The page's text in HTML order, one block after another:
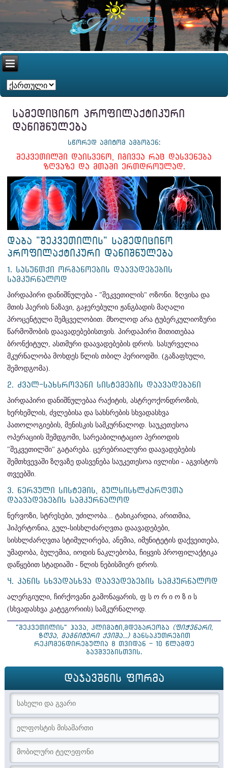
ᲡᲐᲛᲔᲓᲘᲪᲘᲜᲝ ᲞᲠᲝᲤᲘᲚᲐᲥᲢᲘᲙᲣᲠᲘ
ᲓᲐᲜᲘᲨᲜᲣᲚᲔᲑᲐ
ᲡᲬᲝᲠᲔᲓ ᲐᲛᲘᲢᲝᲛ ᲐᲛᲑᲝᲑᲔᲜ:
ᲨᲔᲙᲕᲔᲗᲘᲚᲨᲘ ᲓᲐᲘ ᲡᲕᲔᲜᲝ ᲘᲒᲘᲕᲔᲐ ᲠᲐ Ც ᲓᲐ ᲡᲕᲔᲜᲔᲑᲐ
ᲖᲦᲕᲐᲖᲔ ᲓᲐ ᲛᲗᲐᲨᲘ ᲔᲠᲗᲓᲠᲝᲣᲚᲐᲓ
ᲓᲐᲑᲐ "ᲨᲔᲙᲕᲔᲗᲘᲚᲘᲡ" ᲡᲐᲛᲔᲓᲘᲪᲘᲜᲝ
ᲞᲠᲝᲤᲘᲚᲐᲥᲢᲘᲙᲣᲠᲘ ᲓᲐᲜᲘᲨᲜᲣᲚᲔᲑᲐ
1. ᲡᲐᲡᲣᲜᲗᲥᲘ ᲝᲠᲒᲐᲜᲝᲔᲑᲘᲡ ᲓᲐᲐᲕᲐᲓᲔᲑᲔᲑᲘᲡ
ᲡᲐᲛᲙᲣᲠᲜᲐᲚᲝᲓ
პირდაპირი დანიშნულება - "შეკვეთილის" ოზონი. ზღვისა და
მთის ჰაერის ნაზავი, გაჯერებული ჟანგბადის მაღალი
პროცენტული შემცველობით. მხოლოდ არა ტუბერკულიოზური
წარმოშობის დაავადებებისთვის. პირდაპირი მითითებაა
ბრონქიტულ, ასთმური დაავადებების დროს. სასურველია
მკურნალობა მოხდეს წლის თბილ პერიოდში. (გაზაფხული,
შემოდგომა).
2. ᲫᲕᲐᲚ-ᲡᲐᲮᲡᲠᲝᲕᲐᲜᲘ ᲡᲘᲡᲢᲔᲛᲔᲑᲘᲡ ᲓᲐᲐᲕᲐᲓᲔᲑᲐᲜᲘ
პირდაპირი დანიშნულებაა რაქიტის, ასტრეოქონდროზის,
ხერხემლის, ძვლებისა და სახსრების სხვადასხვა
პათოლოგიების, მენისკის სამკურნალოდ. საუკეთესოა
ოპერაციის შემდგომი, სარეაბილიტაციო პერიოდის
"შეკვეთილში" გატარება. ცერებრიალური დაავადებების
შემთხვევაში ზღვაზე დასვენება საუკეთესოა ივლისი - აგვისტოს
თვეებში.
3. ᲜᲔᲠᲕᲣᲚᲘ ᲡᲘᲡᲢᲔᲛᲘᲡ, ᲒᲣᲚᲡᲘᲡᲮᲚᲫᲐᲠᲦᲕᲗᲐ
ᲓᲐᲐᲕᲐᲓᲔᲑᲔᲑᲘᲡ ᲡᲐᲛᲙᲣᲠᲜᲐᲚᲝᲓ
ნერვოზი, სტრესები, უძილობა... ტახიკარდია, არითმია,
ჰიპერტონია, გულ-სისხლძარღვთა დაავადებები,
სისხლძარღვთა სტიმულირება, ანემია, იმუნიტეტის დაქვეითება,
უმადობა, ბულემია, იოდის ნაკლებობა, ჩიყვის პროფილაქტიკა
დაწყებით სტადიაში - წლის ნებისმიერ დროს.
4. ᲙᲐᲜᲘᲡ ᲡᲮᲕᲐᲓᲐᲡᲮᲕᲐ ᲓᲐᲐᲕᲐᲓᲔᲑᲔᲑᲘᲡ ᲡᲐᲛᲙᲣᲠᲜᲐᲚᲝᲓ
ალერგიული, ჩირქოვანი გამონაყარის, ფ ს ო რ ი ო ზ ი ს
(სხვადასხვა კატეგორიის) სამკურნალოდ.
"ᲨᲔᲙᲕᲔᲗᲘᲚᲘᲡ" ᲰᲐᲕᲐ, ᲙᲚᲘᲛᲐᲢᲘ,ᲛᲓᲔᲑᲐᲠᲔᲝᲑᲐ
(ᲤᲘᲭᲕᲜᲐᲠᲘ,
ᲖᲦᲕᲐ, ᲛᲐᲒᲜᲘᲢᲣᲠᲘ ᲥᲕᲘᲨᲐ...)ᲒᲐᲜᲡᲐᲙᲣᲗᲠᲔᲑᲘᲗ
ᲠᲔᲙᲝᲛᲔᲜᲓᲘᲠᲔᲑᲣᲚᲘᲐ 8 ᲗᲕᲘᲓᲐᲜ - 10 ᲬᲚᲐᲛᲓᲔ
ᲑᲐᲕᲨᲕᲔᲑᲘᲡᲗᲕᲘᲡ.
ᲓᲐᲯᲐᲕᲨᲜᲘᲡ ᲤᲝᲠᲛᲐ